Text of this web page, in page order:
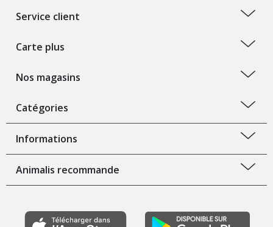
Service client
Carte plus
Nos magasins
Catégories
Informations
Animalis recommande